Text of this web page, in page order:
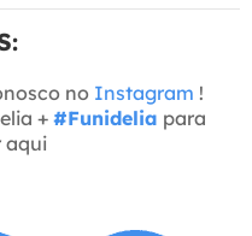
no Instagram !
+ #Funidelia para
aqui